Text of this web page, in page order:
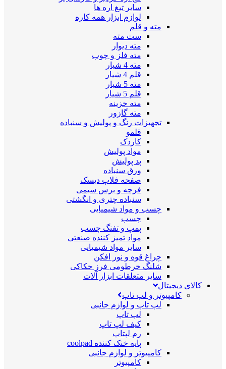
سایر تیغ اره ها
لوازم ابزار همه کاره
مته و قلم
ست مته
مته دیوار
مته فلز و چوب
مته 4 شیار
قلم 4 شیار
مته 5 شیار
قلم 5 شیار
مته خزینه
مته گازور
تجهیزات رنگ و پولیش و سنباده
قلمو
کاردک
مواد پولیش
پد پولیش
ورق سنباده
صفحه فلاپ دیسک
فرچه و برس سیمی
سنباده چتری و انگشتی
چسب و مواد شیمیایی
چسب
پمپ و تفنگ چسب
مواد تمیز کننده صنعتی
سایر مواد شیمیایی
چراغ قوه و نور افکن
شلنگ خرطومی فرز حکاکی
سایر متعلقات ابزار آلات
کالای دیجیتال
کامپیوتر و لپ تاپ
لپ تاپ و لوازم جانبی
لپ تاپ
کیف لپ تاپ
رم لپتاپ
پایه خنک کننده coolpad
کامپیوتر و لوازم جانبی
کامپیوتر